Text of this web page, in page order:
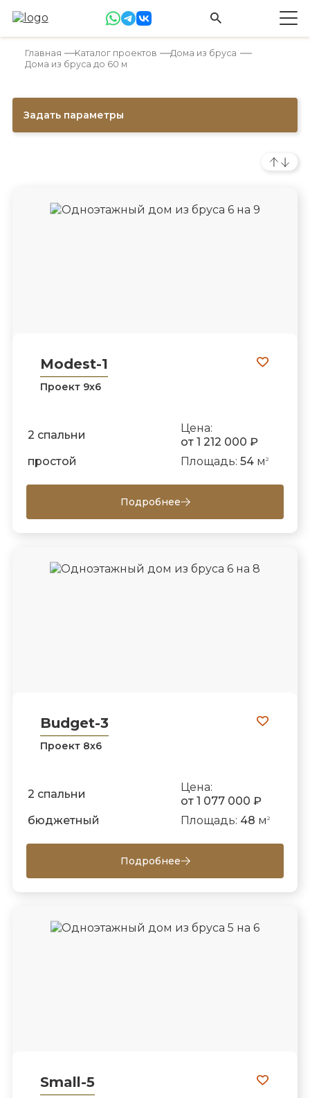
Главная Каталог проектов
Дома из бруса
Дома из бруса до 60 м
Задать параметры
Modest-1
Проект 9х6
2 спальни
Цена:
от 1 212 000 ₽
простой
Площадь: 54м 2
Подробнее
Budget-3
Проект 8х6
2 спальни
Цена:
от 1 077 000 ₽
бюджетный
Площадь: 48 м 2
Подробнее
Small-5